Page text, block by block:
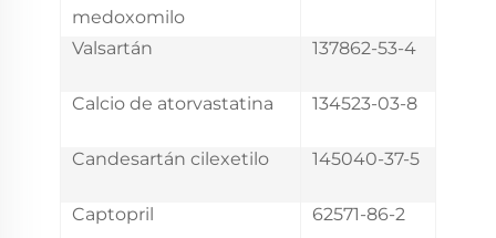
medoxomilo
Valsartán 137862-53-4
Calcio de atorvastatina 134523-03-8
Candesartán cilexetilo 145040-37-5
Captopril 62571-86-2